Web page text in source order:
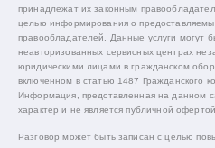
принадлежат их законным
целью информирования о
правообладателей. Данные услуги могут
неавторизованных сервисных центрах
юридическими лицами в гражданском
включенном в статью 1487 Гражданского
Информация, представленная на данном
характер и не является публичной офертой.
Разговор может быть записан с целью